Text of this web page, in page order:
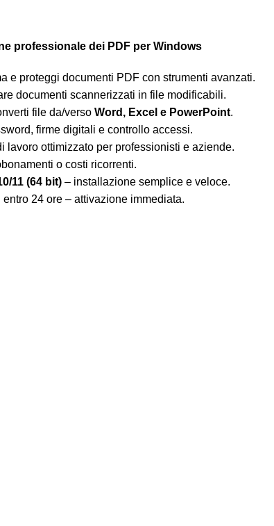
professionale dei PDF per Windows
e proteggi documenti PDF con strumenti avanzati.
documenti scannerizzati in file modificabili.
file da/verso Word, Excel e PowerPoint.
firme digitali e controllo accessi.
lavoro ottimizzato per professionisti e aziende.
o costi ricorrenti.
11 (64 bit) – installazione semplice e veloce.
24 ore – attivazione immediata.